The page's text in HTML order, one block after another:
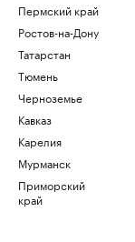
Пермский край
Ростов-на-Дону
Татарстан
Тюмень
Черноземье
Кавказ
Карелия
Мурманск
Приморский
край